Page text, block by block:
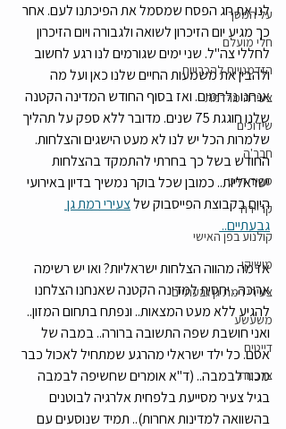
על המסך
חלי מועלם
הזדמנויות להכרויות
צעירה מרדנית
שידוכים
חבר'ה
ספיד דייט
קריירה
קולנוע בפן האישי
מושיקו
צעירי רמת גן גבעתיים
משעשע
דייטים
צרכנות
לנו את חג הפסח שמסמל את הפיכתנו לעם. אחר
כך מגיע יום הזיכרון לשואה ולגבורה ויום הזיכרון
לחללי צה"ל. שני ימים שגורמים לנו רגע לחשוב
ולהבין את משמעות החיים שלנו כאן ועל מה
אנחנו נלחמים. ואז בסוף החודש המדינה הקטנה
שלנו חוגגת 75 שנים. מדובר ללא ספק על תהליך
שלמרות הכל יש לנו לא מעט הישגים והצלחות.
החודש בשל כך בחרתי להתמקד בהצלחות
ישראליות.. כמובן שכל בוקר נמשיך בדיון באירועי
היום בקבוצת הפייסבוק של צעירי רמת גן
גבעתיים..
אז מה מהווה הצלחות ישראליות? ואו יש רשימה
ארוכה.. יחסית למדינה הקטנה שאנחנו הצלחנו
להגיע ללא מעט המצאות.. ונפתח בתחום המזון..
ואני חושבת שפה התשובה ברורה.. במבה של
אסם. כל ילד ישראלי מהרגע שמתחיל לאכול כבר
מכור לבמבה.. (ד"א אומרים שחשיפה לבמבה
בגיל צעיר מסייעת בלפחית אלרגיה לבוטנים
בהשוואה למדינות אחרות).. תמיד שנוסעים עם